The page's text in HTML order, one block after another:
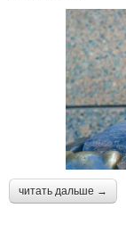
читать дальше →